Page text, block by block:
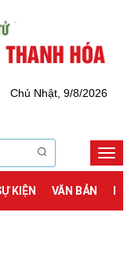
Chủ Nhật, 9/8/2026
KIỆN VĂN BẢN